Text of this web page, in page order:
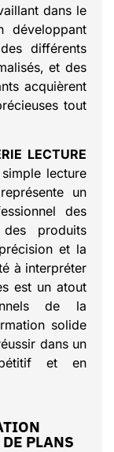
dans le
développant
différents
et des
acquièrent
tout
LECTURE
lecture
un
des
produits
et la
à interpréter
est un atout
de la
solide
dans un
et en
PLANS